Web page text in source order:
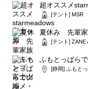
超オススメ
[テント] MSR
夏休み 先輩
[テント] ZANE
ふもとっぱら
[静岡] ふもと